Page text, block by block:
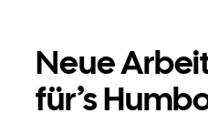
Neue
für’s